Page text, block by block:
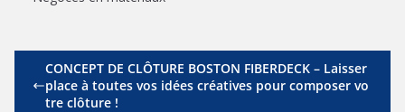
CONCEPT DE CLÔTURE BOSTON FIBERDECK – Laisser
place à toutes vos idées créatives pour composer vo
tre clôture !